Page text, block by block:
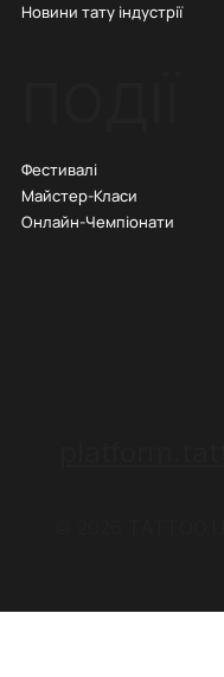
Новини тату індустрії
Фестивалі
Майстер-Класи
Онлайн-Чемпіонати